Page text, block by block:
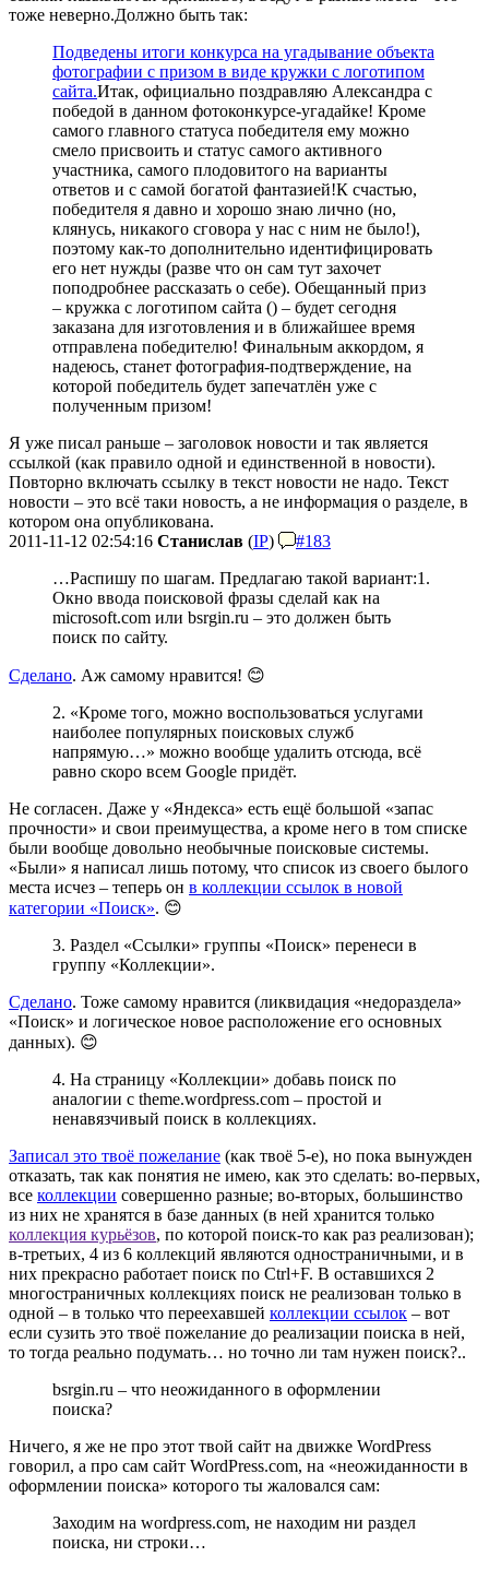
тоже неверно.Должно быть так:
Подведены итоги конкурса на угадывание объекта
фотографии с призом в виде кружки с логотипом
сайта.Итак, официально поздравляю Александра с
победой в данном фотоконкурсе-угадайке! Кроме
самого главного статуса победителя ему можно
смело присвоить и статус самого активного
участника, самого плодовитого на варианты
ответов и с самой богатой фантазией!К счастью,
победителя я давно и хорошо знаю лично (но,
клянусь, никакого сговора у нас с ним не было!),
поэтому как-то дополнительно идентифицировать
его нет нужды (разве что он сам тут захочет
поподробнее рассказать о себе). Обещанный приз
– кружка с логотипом сайта () – будет сегодня
заказана для изготовления и в ближайшее время
отправлена победителю! Финальным аккордом, я
надеюсь, станет фотография-подтверждение, на
которой победитель будет запечатлён уже с
полученным призом!
Я уже писал раньше – заголовок новости и так является
ссылкой (как правило одной и единственной в новости).
Повторно включать ссылку в текст новости не надо. Текст
новости – это всё таки новость, а не информация о разделе, в
котором она опубликована.
2011-11-12 02:54:16 Станислав (IP)
#183
…Распишу по шагам. Предлагаю такой вариант:1.
Окно ввода поисковой фразы сделай как на
microsoft.com или bsrgin.ru – это должен быть
поиск по сайту.
Сделано. Аж самому нравится! 😊
2. «Кроме того, можно воспользоваться услугами
наиболее популярных поисковых служб
напрямую…» можно вообще удалить отсюда, всё
равно скоро всем Google придёт.
Не согласен. Даже у «Яндекса» есть ещё большой «запас
прочности» и свои преимущества, а кроме него в том списке
были вообще довольно необычные поисковые системы.
«Были» я написал лишь потому, что список из своего былого
места исчез – теперь он в коллекции ссылок в новой
категории «Поиск». 😊
3. Раздел «Ссылки» группы «Поиск» перенеси в
группу «Коллекции».
Сделано. Тоже самому нравится (ликвидация «недораздела»
«Поиск» и логическое новое расположение его основных
данных). 😊
4. На страницу «Коллекции» добавь поиск по
аналогии с theme.wordpress.com – простой и
ненавязчивый поиск в коллекциях.
Записал это твоё пожелание (как твоё 5-е), но пока вынужден
отказать, так как понятия не имею, как это сделать: во-первых,
все коллекции совершенно разные; во-вторых, большинство
из них не хранятся в базе данных (в ней хранится только
коллекция курьёзов, по которой поиск-то как раз реализован);
в-третьих, 4 из 6 коллекций являются одностраничными, и в
них прекрасно работает поиск по Ctrl+F. В оставшихся 2
многостраничных коллекциях поиск не реализован только в
одной – в только что переехавшей коллекции ссылок – вот
если сузить это твоё пожелание до реализации поиска в ней,
то тогда реально подумать… но точно ли там нужен поиск?..
bsrgin.ru – что неожиданного в оформлении
поиска?
Ничего, я же не про этот твой сайт на движке WordPress
говорил, а про сам сайт WordPress.com, на «неожиданности в
оформлении поиска» которого ты жаловался сам:
Заходим на wordpress.com, не находим ни раздел
поиска, ни строки…